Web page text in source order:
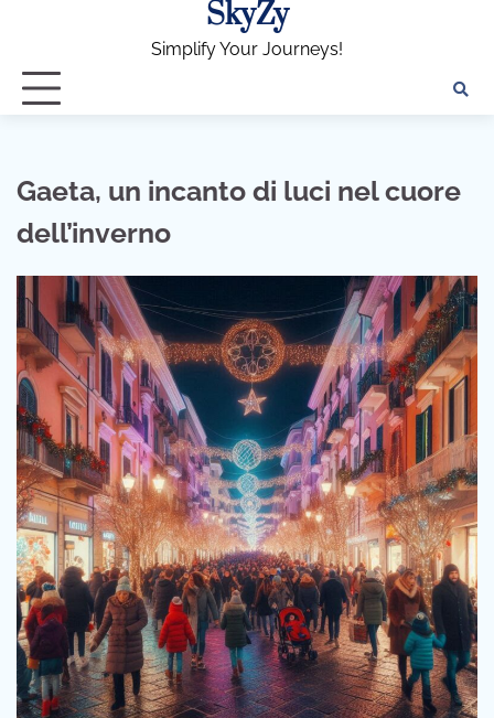
SkyZy
Simplify Your Journeys!
Gaeta, un incanto di luci nel cuore
dell’inverno